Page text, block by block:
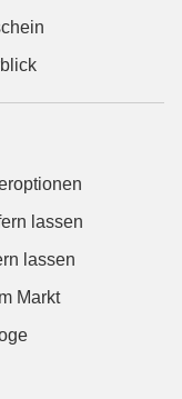
lassen
lassen
Markt